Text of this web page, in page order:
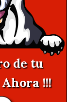
de tu
!!!